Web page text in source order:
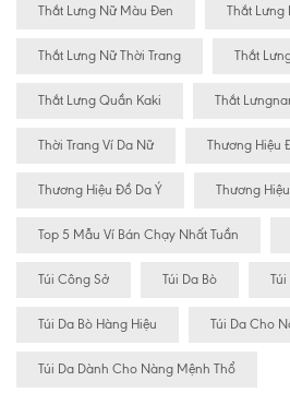
Thắt Lưng Nữ Màu Đen Thắt
Thắt Lưng Nữ Thời Trang Thắt
Thắt Lưng Quần Kaki Thắt
Thời Trang Ví Da Nữ Thương Hiệu
Thương Hiệu Đồ Da Ý Thương
Top 5 Mẫu Ví Bán Chạy Nhất Tuần
Túi Công Sở Túi Da Bò
Túi Da Bò Hàng Hiệu Túi Da Cho
Túi Da Dành Cho Nàng Mệnh Thổ